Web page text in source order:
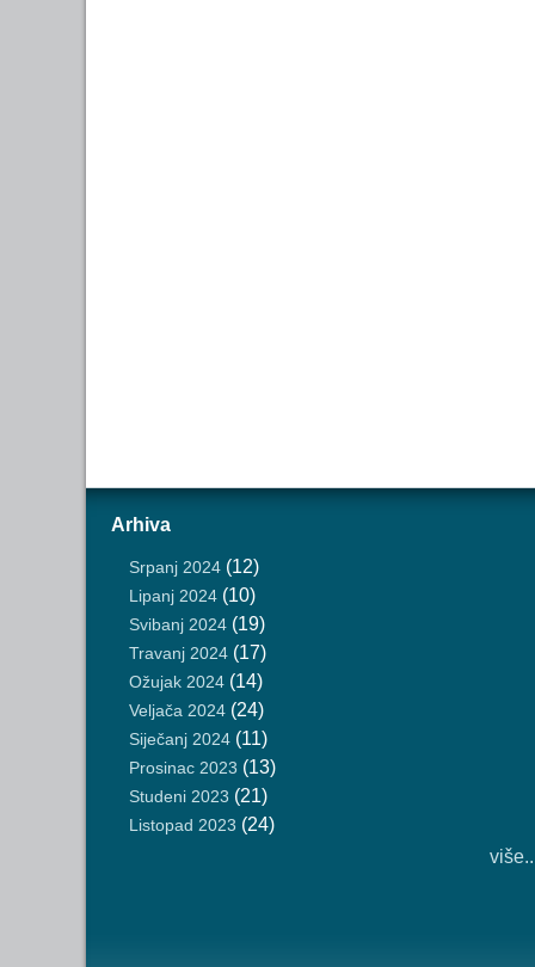
Arhiva
Srpanj 2024 (12)
Lipanj 2024 (10)
Svibanj 2024 (19)
Travanj 2024 (17)
Ožujak 2024 (14)
Veljača 2024 (24)
Siječanj 2024 (11)
Prosinac 2023 (13)
Studeni 2023 (21)
Listopad 2023 (24)